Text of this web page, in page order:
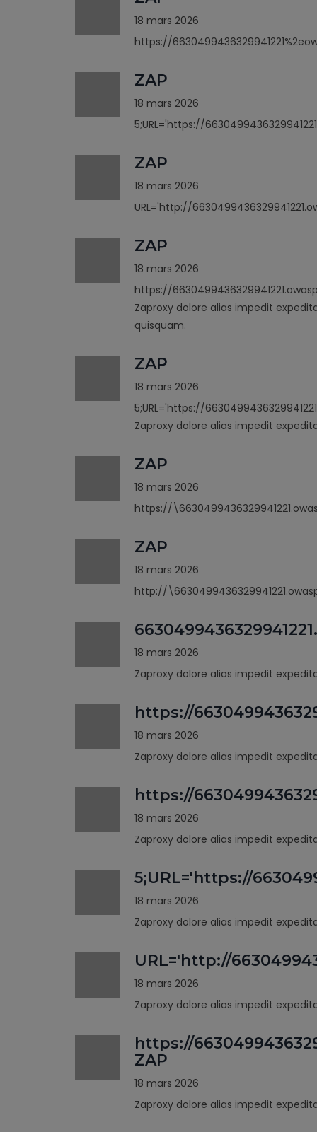
18 mars 2026
https://
ZAP
18 mars 2026
5;URL='https://
ZAP
18 mars 2026
URL='http://
ZAP
18 mars 2026
https://
Zaproxy dolore alias impedit
quisquam.
ZAP
18 mars 2026
5;URL='https://
Zaproxy dolore alias impedit
ZAP
18 mars 2026
https://
ZAP
18 mars 2026
http://
18 mars 2026
Zaproxy dolore alias impedit
https://
18 mars 2026
Zaproxy dolore alias impedit
https://
18 mars 2026
Zaproxy dolore alias impedit
5;URL='https://
18 mars 2026
Zaproxy dolore alias impedit
URL='http://
18 mars 2026
Zaproxy dolore alias impedit
https://
ZAP
18 mars 2026
Zaproxy dolore alias impedit